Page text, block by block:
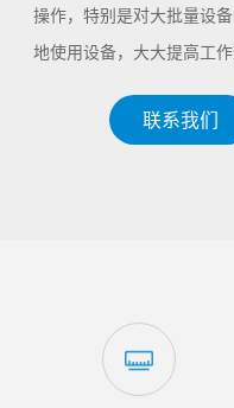
操作，特别是对大批量设
地使用设备，大大提高工作
联系我们